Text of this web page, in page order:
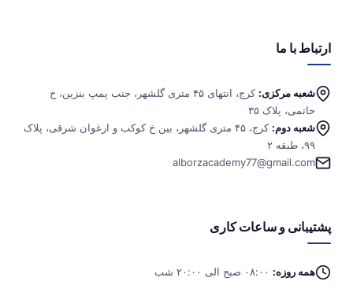
ارتباط با ما
شعبه مرکزی:
کرج، انتهای ۴۵ متری گلشهر، جنب پمپ بنزین، خ
حاتمی، پلاک ۳۵
شعبه دوم:
کرج، ۴۵ متری گلشهر، بین خ کوکب و ارغوان شرقی، پلاک
۹۹، طبقه ۲
alborzacademy77@gmail.com
پشتیبانی و ساعات کاری
همه روزه: